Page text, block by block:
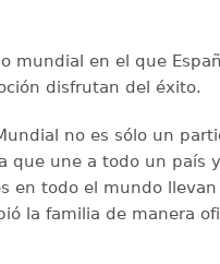
mundial en el que
disfrutan del éxito.
no es sólo un
que une a todo un país
en todo el mundo llevan
la familia de manera